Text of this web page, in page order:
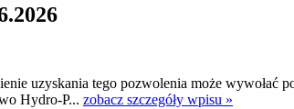
uzyskania tego pozwolenia może wywołać
Hydro-P... zobacz szczegóły wpisu »